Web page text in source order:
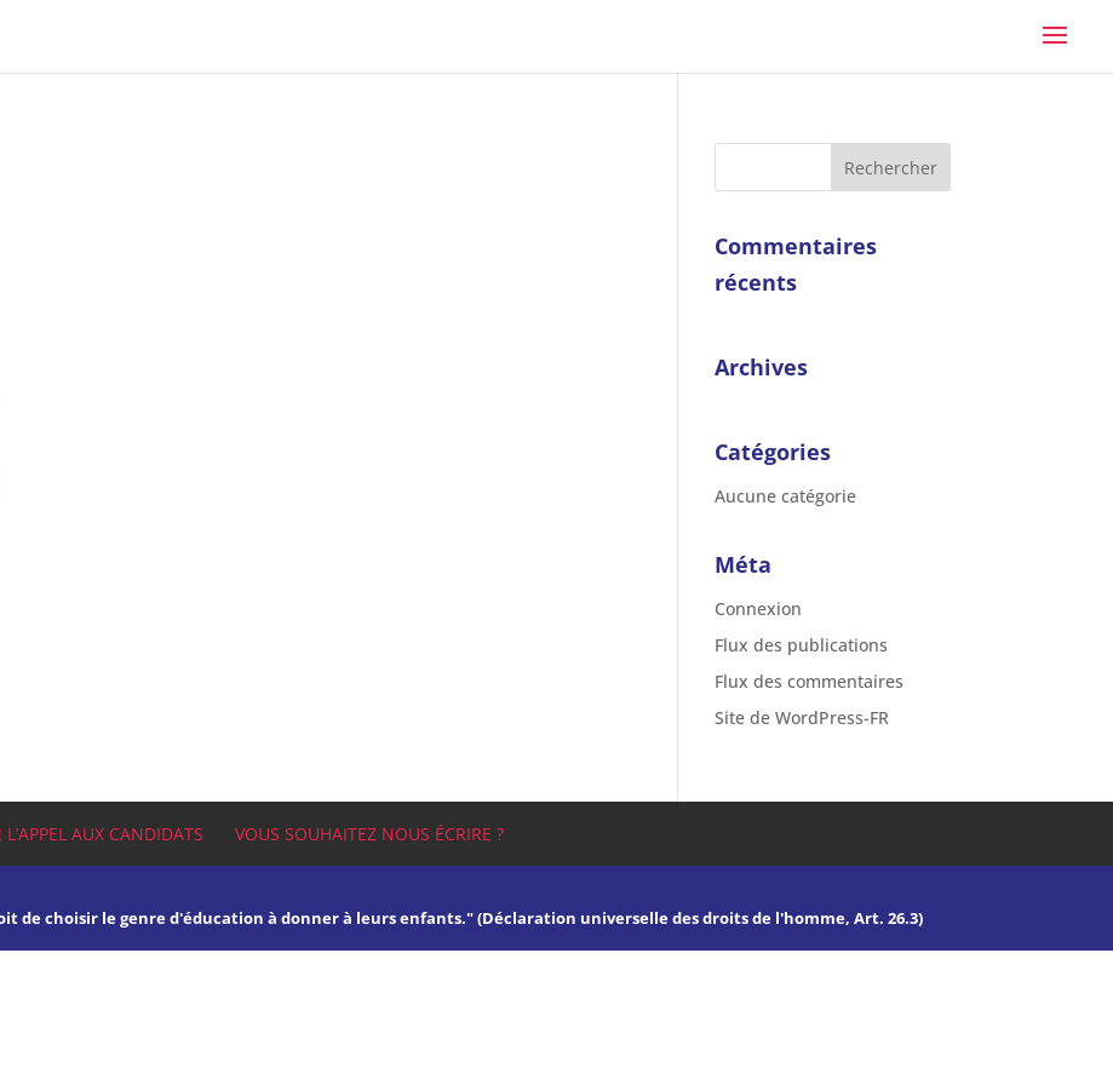
Commentaires
récents
Archives
Catégories
Aucune catégorie
Méta
Connexion
Flux des publications
Flux des commentaires
Site de WordPress-FR
L’APPEL AUX CANDIDATS VOUS SOUHAITEZ NOUS ÉCRIRE ?
de choisir le genre d'éducation à donner à leurs enfants." (Déclaration universelle des droits de l'homme, Art. 26.3)